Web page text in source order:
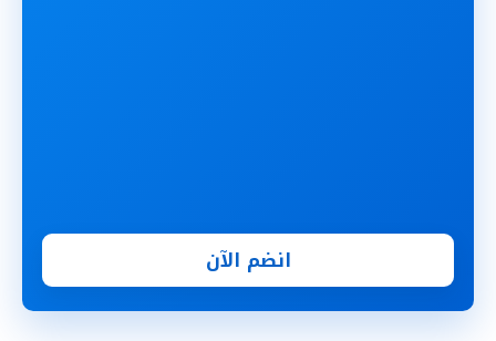
انضم الآن